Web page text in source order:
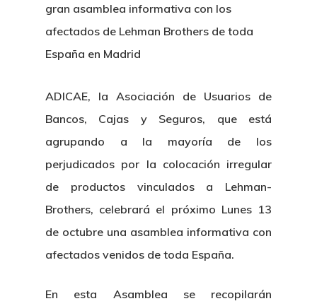
gran asamblea informativa con los
afectados de Lehman Brothers de toda
España en Madrid
ADICAE, la Asociación de Usuarios de
Bancos, Cajas y Seguros, que está
agrupando a la mayoría de los
perjudicados por la colocación irregular
de productos vinculados a Lehman-
Brothers, celebrará el próximo Lunes 13
de octubre una asamblea informativa con
afectados venidos de toda España.
En esta Asamblea se recopilarán